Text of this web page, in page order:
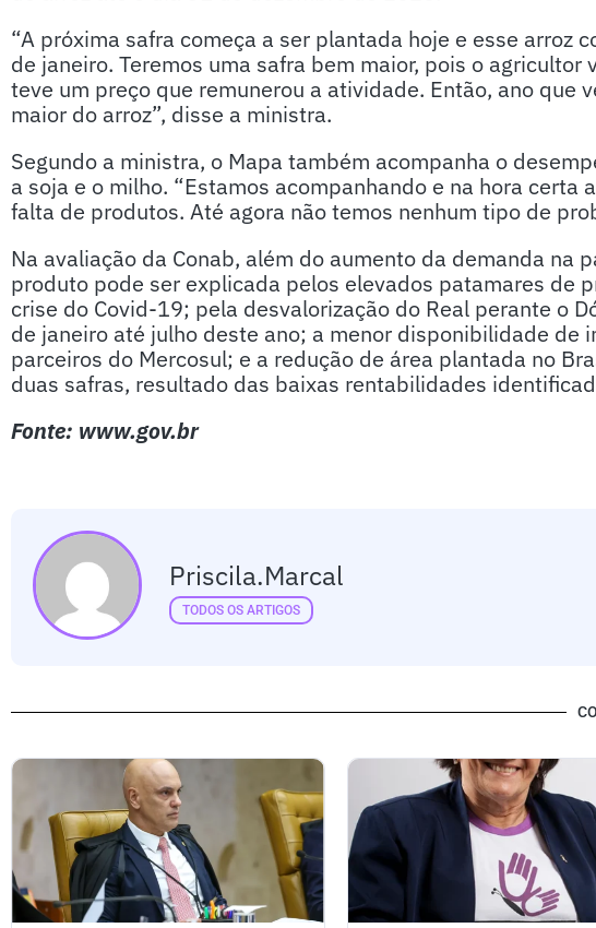
“A próxima safra começa a ser plantada hoje e esse arroz
de janeiro. Teremos uma safra bem maior, pois o agricultor
teve um preço que remunerou a atividade. Então, ano que
maior do arroz”, disse a ministra.
Segundo a ministra, o Mapa também acompanha o
a soja e o milho. “Estamos acompanhando e na hora certa
falta de produtos. Até agora não temos nenhum tipo de
Na avaliação da Conab, além do aumento da demanda na
produto pode ser explicada pelos elevados patamares de
crise do Covid-19; pela desvalorização do Real perante o
de janeiro até julho deste ano; a menor disponibilidade de
parceiros do Mercosul; e a redução de área plantada no
duas safras, resultado das baixas rentabilidades
Fonte: www.gov.br
Priscila.marcal
TODOS OS ARTIGOS